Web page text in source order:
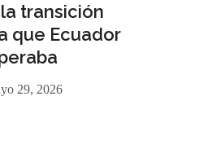
transición
que Ecuador
29, 2026